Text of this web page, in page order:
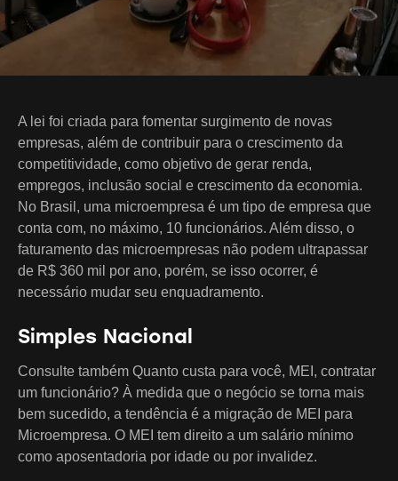
A lei foi criada para fomentar surgimento de novas
empresas, além de contribuir para o crescimento da
competitividade, como objetivo de gerar renda,
empregos, inclusão social e crescimento da economia.
No Brasil, uma microempresa é um tipo de empresa que
conta com, no máximo, 10 funcionários. Além disso, o
faturamento das microempresas não podem ultrapassar
de R$ 360 mil por ano, porém, se isso ocorrer, é
necessário mudar seu enquadramento.
Simples Nacional
Consulte também Quanto custa para você, MEI, contratar
um funcionário? À medida que o negócio se torna mais
bem sucedido, a tendência é a migração de MEI para
Microempresa. O MEI tem direito a um salário mínimo
como aposentadoria por idade ou por invalidez.